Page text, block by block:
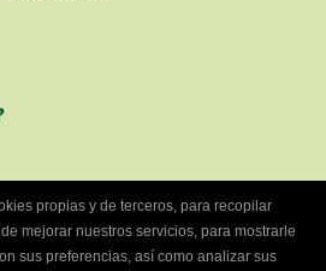
propias y de terceros, para recopilar
mejorar nuestros servicios, para mostrarle
sus preferencias, así como analizar sus